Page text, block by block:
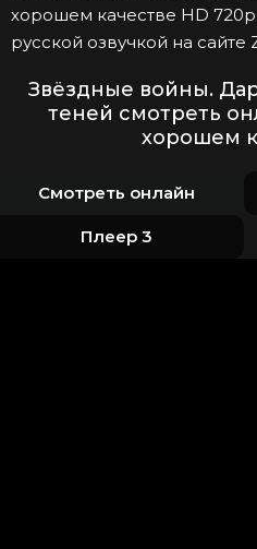
хорошем качестве HD
русской озвучкой на сайте
Звёздные войны.
теней смотреть
хорошем
Смотреть онлайн
Плеер 3